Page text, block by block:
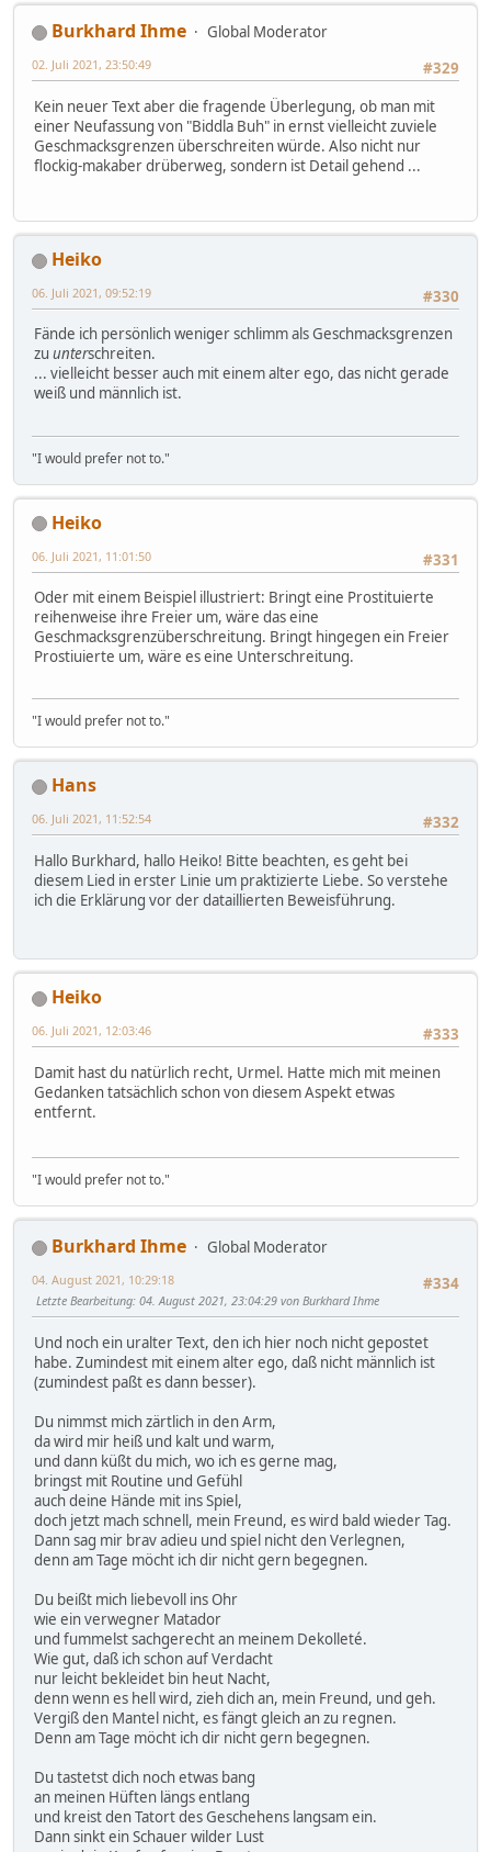
Burkhard Ihme
Global Moderator
#329
02. Juli 2021, 23:50:49
Kein neuer Text aber die fragende Überlegung, ob man mit
einer Neufassung von "Biddla Buh" in ernst vielleicht zuviele
Geschmacksgrenzen überschreiten würde. Also nicht nur
flockig-makaber drüberweg, sondern ist Detail gehend ...
Heiko
#330
06. Juli 2021, 09:52:19
Fände ich persönlich weniger schlimm als Geschmacksgrenzen
zu unterschreiten.
... vielleicht besser auch mit einem alter ego, das nicht gerade
weiß und männlich ist.
"I would prefer not to."
Heiko
#331
06. Juli 2021, 11:01:50
Oder mit einem Beispiel illustriert: Bringt eine Prostituierte
reihenweise ihre Freier um, wäre das eine
Geschmacksgrenzüberschreitung. Bringt hingegen ein Freier
Prostiuierte um, wäre es eine Unterschreitung.
"I would prefer not to."
Hans
#332
06. Juli 2021, 11:52:54
Hallo Burkhard, hallo Heiko! Bitte beachten, es geht bei
diesem Lied in erster Linie um praktizierte Liebe. So verstehe
ich die Erklärung vor der dataillierten Beweisführung.
Heiko
#333
06. Juli 2021, 12:03:46
Damit hast du natürlich recht, Urmel. Hatte mich mit meinen
Gedanken tatsächlich schon von diesem Aspekt etwas
entfernt.
"I would prefer not to."
Burkhard Ihme
Global Moderator
#334
04. August 2021, 10:29:18
Letzte Bearbeitung: 04. August 2021, 23:04:29 von Burkhard Ihme
Und noch ein uralter Text, den ich hier noch nicht gepostet
habe. Zumindest mit einem alter ego, daß nicht männlich ist
(zumindest paßt es dann besser).
Du nimmst mich zärtlich in den Arm,
da wird mir heiß und kalt und warm,
und dann küßt du mich, wo ich es gerne mag,
bringst mit Routine und Gefühl
auch deine Hände mit ins Spiel,
doch jetzt mach schnell, mein Freund, es wird bald wieder Tag.
Dann sag mir brav adieu und spiel nicht den Verlegnen,
denn am Tage möcht ich dir nicht gern begegnen.
Du beißt mich liebevoll ins Ohr
wie ein verwegner Matador
und fummelst sachgerecht an meinem Dekolleté.
Wie gut, daß ich schon auf Verdacht
nur leicht bekleidet bin heut Nacht,
denn wenn es hell wird, zieh dich an, mein Freund, und geh.
Vergiß den Mantel nicht, es fängt gleich an zu regnen.
Denn am Tage möcht ich dir nicht gern begegnen.
Du tastetst dich noch etwas bang
an meinen Hüften längs entlang
und kreist den Tatort des Geschehens langsam ein.
Dann sinkt ein Schauer wilder Lust